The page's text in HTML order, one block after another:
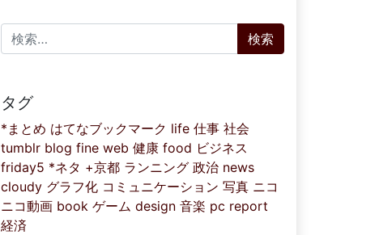
検索:
タグ
*まとめ はてなブックマーク life 仕事 社会
tumblr blog fine web 健康 food ビジネス
friday5 *ネタ +京都 ランニング 政治 news
cloudy グラフ化 コミュニケーション 写真 ニコ
ニコ動画 book ゲーム design 音楽 pc report
経済